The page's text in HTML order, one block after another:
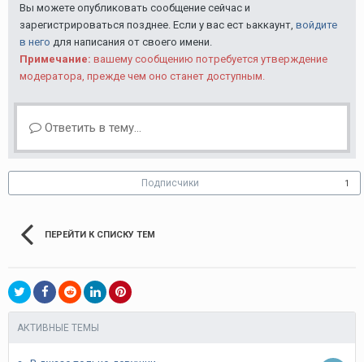
Вы можете опубликовать сообщение сейчас и
зарегистрироваться позднее. Если у вас ест ьаккаунт, войдите
в него для написания от своего имени.
Примечание: вашему сообщению потребуется утверждение
модератора, прежде чем оно станет доступным.
Ответить в тему...
Подписчики 1
ПЕРЕЙТИ К СПИСКУ ТЕМ
АКТИВНЫЕ ТЕМЫ